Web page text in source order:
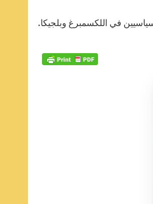
في اللكسمبرغ وبلجيكا.